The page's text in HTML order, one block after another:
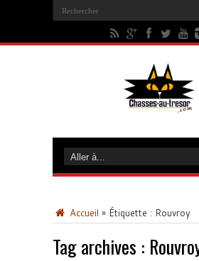
Accueil » Étiquette : Rouvroy
Tag archives :